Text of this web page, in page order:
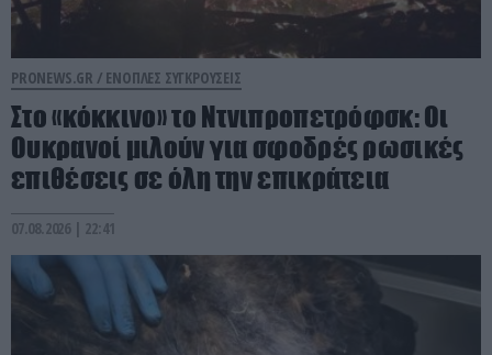
PRONEWS.GR / ΕΝΟΠΛΕΣ ΣΥΓΚΡΟΥΣΕΙΣ
Στο «κόκκινο» το Ντνιπροπετρόφσκ: Οι
Ουκρανοί μιλούν για σφοδρές ρωσικές
επιθέσεις σε όλη την επικράτεια
07.08.2026 | 22:41